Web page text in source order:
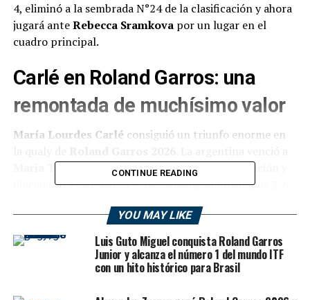
4, eliminó a la sembrada N°24 de la clasificación y ahora
jugará anteRebecca Sramkovapor un lugar en el
cuadro principal.
Carlé en Roland Garros: una
remontada de muchísimo valor
María Lourdes Carlé consiguió un triunfo enorme en
Maria Timofeeva
, sembrada N°24 de la clasificación y
ubicada en el puesto 119° del ranking mundial, por 2-6,
una victoria de ingresar al cuadro principal del segundo
Grand Slam de la temporada.
Carlé en Roland Garrostuvo todos los
CONTINUE READING
YOU MAY LIKE
Luis Guto Miguel conquista Roland Garros
Junior y alcanza el número 1 del mundo ITF
con un hito histórico para Brasil